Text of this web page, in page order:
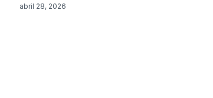
abril 28, 2026